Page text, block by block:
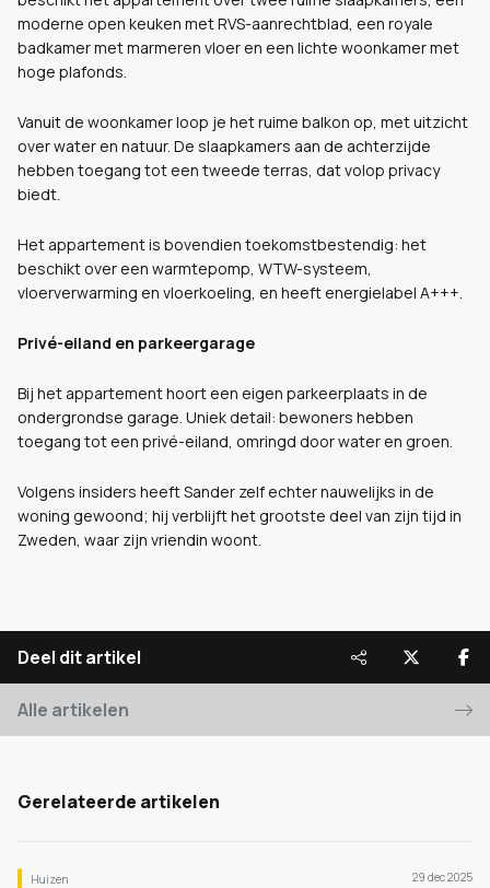
moderne open keuken met RVS-aanrechtblad, een royale
badkamer met marmeren vloer en een lichte woonkamer met
hoge plafonds.
Vanuit de woonkamer loop je het ruime balkon op, met uitzicht
over water en natuur. De slaapkamers aan de achterzijde
hebben toegang tot een tweede terras, dat volop privacy
biedt.
Het appartement is bovendien toekomstbestendig: het
beschikt over een warmtepomp, WTW-systeem,
vloerverwarming en vloerkoeling, en heeft energielabel A+++.
Privé-eiland en parkeergarage
Bij het appartement hoort een eigen parkeerplaats in de
ondergrondse garage. Uniek detail: bewoners hebben
toegang tot een privé-eiland, omringd door water en groen.
Volgens insiders heeft Sander zelf echter nauwelijks in de
woning gewoond; hij verblijft het grootste deel van zijn tijd in
Zweden, waar zijn vriendin woont.
Deel dit artikel
Alle artikelen
Gerelateerde artikelen
Huizen 29 dec 2025